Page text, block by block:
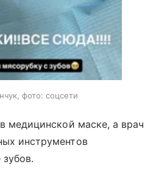
фото: соцсети
медицинской маске, а врач
инструментов